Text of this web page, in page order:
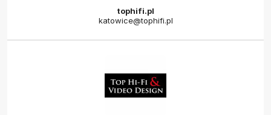
tophifi.pl
katowice@tophifi.pl